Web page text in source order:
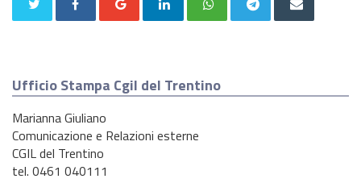
Ufficio Stampa Cgil del Trentino
Marianna Giuliano
Comunicazione e Relazioni esterne
CGIL del Trentino
tel. 0461 040111